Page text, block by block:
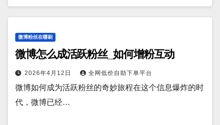
微博粉丝在哪刷
微博怎么成活跃粉丝_如何增粉互动
2026年4月12日 全网低价自助下单平台
微博如何成为活跃粉丝的奇妙旅程在这个信息爆炸的时
代，微博已经…